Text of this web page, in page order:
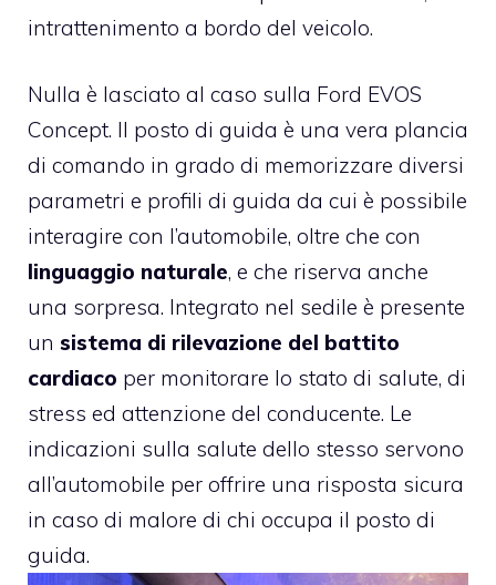
intrattenimento a bordo del veicolo.
Nulla è lasciato al caso sulla Ford EVOS
Concept. Il posto di guida è una vera plancia
di comando in grado di memorizzare diversi
parametri e profili di guida da cui è possibile
interagire con l’automobile, oltre che con
linguaggio naturale, e che riserva anche
una sorpresa. Integrato nel sedile è presente
un sistema di rilevazione del battito
cardiaco per monitorare lo stato di salute, di
stress ed attenzione del conducente. Le
indicazioni sulla salute dello stesso servono
all’automobile per offrire una risposta sicura
in caso di malore di chi occupa il posto di
guida.